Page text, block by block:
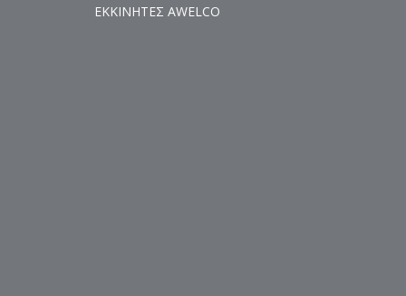
ΕΚΚΙΝΗΤΕΣ AWELCO